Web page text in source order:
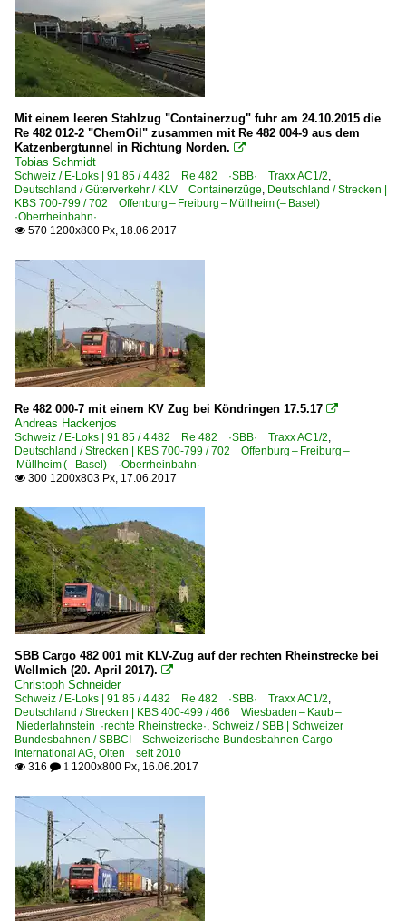
Mit einem leeren Stahlzug "Containerzug" fuhr am 24.10.2015 die
Re 482 012-2 "ChemOil" zusammen mit Re 482 004-9 aus dem
Katzenbergtunnel in Richtung Norden. 
Tobias Schmidt
Schweiz / E-Loks | 91 85 / 4 482 Re 482 ·SBB· Traxx AC1/2,
Deutschland / Güterverkehr / KLV Containerzüge, Deutschland / Strecken |
KBS 700-799 / 702 Offenburg – Freiburg – Müllheim (– Basel)
·Oberrheinbahn·
 570 1200x800 Px, 18.06.2017
Re 482 000-7 mit einem KV Zug bei Köndringen 17.5.17 
Andreas Hackenjos
Schweiz / E-Loks | 91 85 / 4 482 Re 482 ·SBB· Traxx AC1/2,
Deutschland / Strecken | KBS 700-799 / 702 Offenburg – Freiburg –
Müllheim (– Basel) ·Oberrheinbahn·
 300 1200x803 Px, 17.06.2017
SBB Cargo 482 001 mit KLV-Zug auf der rechten Rheinstrecke bei
Wellmich (20. April 2017). 
Christoph Schneider
Schweiz / E-Loks | 91 85 / 4 482 Re 482 ·SBB· Traxx AC1/2,
Deutschland / Strecken | KBS 400-499 / 466 Wiesbaden – Kaub –
Niederlahnstein ·rechte Rheinstrecke·, Schweiz / SBB | Schweizer
Bundesbahnen / SBBCI Schweizerische Bundesbahnen Cargo
International AG, Olten seit 2010
 316  1 1200x800 Px, 16.06.2017